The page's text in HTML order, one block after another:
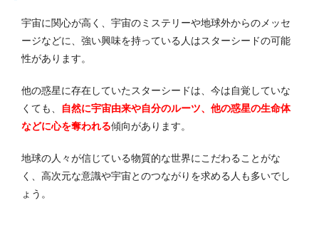
宇宙に関心が高く、宇宙のミステリーや地球外からのメッセ
ージなどに、強い興味を持っている人はスターシードの可能
性があります。
他の惑星に存在していたスターシードは、今は自覚していな
くても、
自然に宇宙由来や自分のルーツ、他の惑星の生命体
などに心を奪われる傾向があります。
地球の人々が信じている物質的な世界にこだわることがな
く、高次元な意識や宇宙とのつながりを求める人も多いでし
ょう。